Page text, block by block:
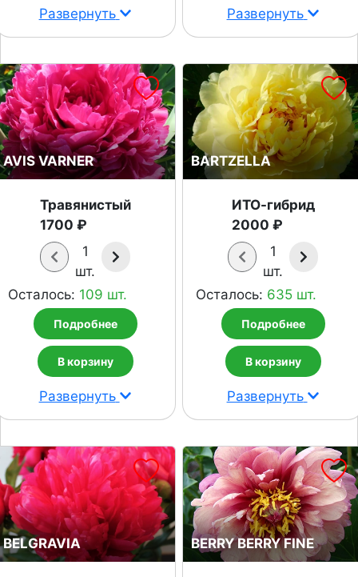
Развернуть Развернуть
AVIS VARNER
Травянистый
1700 ₽
1
шт.
Осталось: 109 шт.
Подробнее
В корзину
Развернуть
BARTZELLA
ИТО-гибрид
2000 ₽
1
шт.
Осталось: 635 шт.
Подробнее
В корзину
Развернуть
BELGRAVIA BERRY BERRY FINE